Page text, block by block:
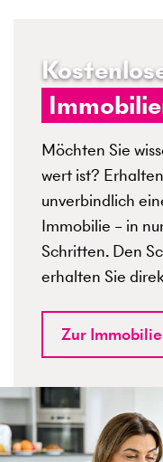
Möchten Sie
wert ist?
unverbindlich
Immobilie – in
Schritten. Den
erhalten Sie
Zur